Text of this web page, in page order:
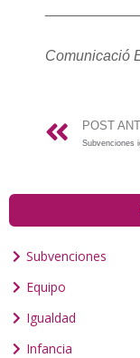
Comunicació
POST
Subvenciones
Equipo
Igualdad
Infancia